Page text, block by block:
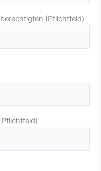
(Pflichtfeld)